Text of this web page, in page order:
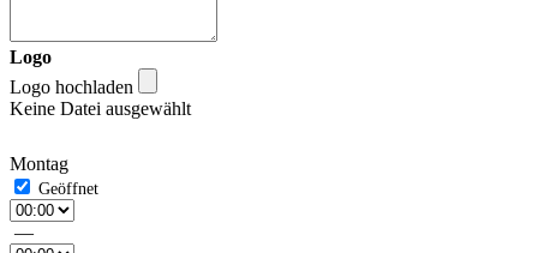
Logo
Logo hochladen
Keine Datei ausgewählt
Montag
—